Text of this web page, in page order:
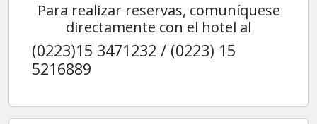
Para realizar reservas, comuníquese
directamente con el hotel al
(0223)15 3471232 / (0223) 15
5216889